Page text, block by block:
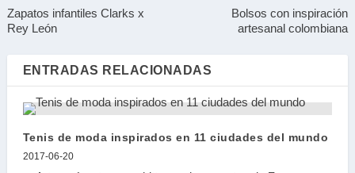
Zapatos infantiles Clarks x
Rey León
Bolsos con inspiración
artesanal colombiana
ENTRADAS RELACIONADAS
Tenis de moda inspirados en 11 ciudades del mundo
2017-06-20